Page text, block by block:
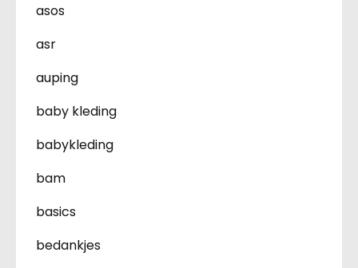
asos
asr
auping
baby kleding
babykleding
bam
basics
bedankjes